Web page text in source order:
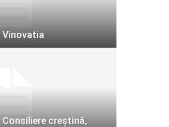
Vinovatia
creştină,